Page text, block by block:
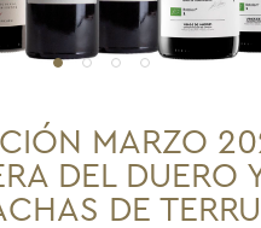
MARZO
DEL DUERO
DE